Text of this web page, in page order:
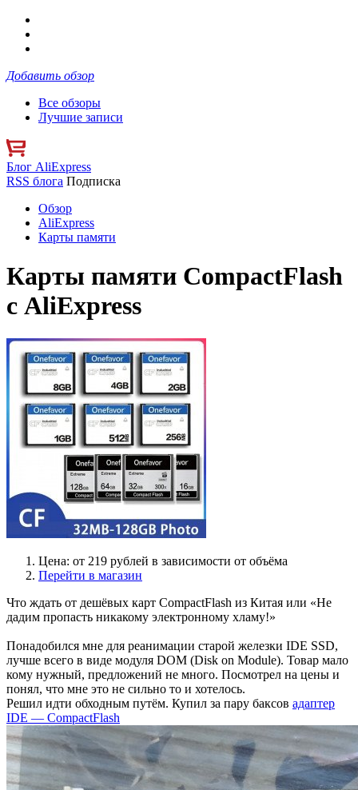
Добавить обзор
Все обзоры
Лучшие записи
Блог AliExpress
RSS блога Подписка
Обзор
AliExpress
Карты памяти
Карты памяти CompactFlash
с AliExpress
Цена: от 219 рублей в зависимости от объёма
Перейти в магазин
Что ждать от дешёвых карт CompactFlash из Китая или «Не
дадим пропасть никакому электронному хламу!»
Понадобился мне для реанимации старой железки IDE SSD,
лучше всего в виде модуля DOM (Disk on Module). Товар мало
кому нужный, предложений не много. Посмотрел на цены и
понял, что мне это не сильно то и хотелось.
Решил идти обходным путём. Купил за пару баксов адаптер
IDE — CompactFlash